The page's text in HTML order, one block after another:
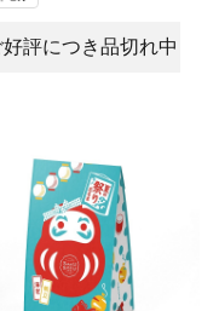
好評につき品切れ中